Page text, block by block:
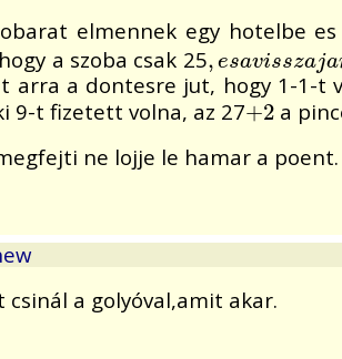
elmennek egy hotelbe
a szoba csak 25, esavisszaja
,esavisszajar
arra a dontesre jut, hogy 1-1-t
9-t fizetett volna, az 27+2
+2 a
ne lojje le hamar a poent.
csinál a golyóval,amit akar.